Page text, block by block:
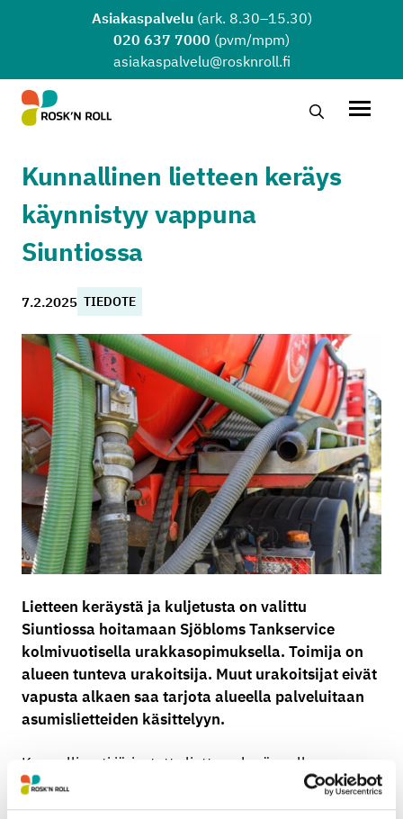
Siirry sisältöönAsiakaspalvelu(ark. 8.30–15.30)
020 637 7000 (pvm/mpm)
asiakaspalvelu@rosknroll.fi
Hae…Avaa
Kunnallinen lietteen keräys
käynnistyy vappuna
Siuntiossa
7.2.2025 TIEDOTE
Lietteen keräystä ja kuljetusta on valittu
Siuntiossa hoitamaan Sjöbloms Tankservice
kolmivuotisella urakkasopimuksella. Toimija on
alueen tunteva urakoitsija. Muut urakoitsijat eivät
vapusta alkaen saa tarjota alueella palveluitaan
asumislietteiden käsittelyyn.
Kunnallisesti järjestetty lietteen keräys alkaa
Siuntiossa 1.5.2025. Vapusta alkaen siuntiolaiset
eivät siis enää voi valita vapaasti palveluntarjoajaa,